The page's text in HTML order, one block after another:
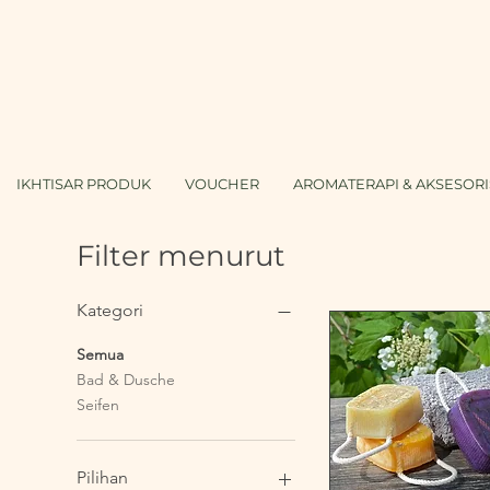
IKHTISAR PRODUK VOUCHER AROMATERAPI &
Filter menurut
Kategori
Semua
Bad & Dusche
Seifen
Pilihan